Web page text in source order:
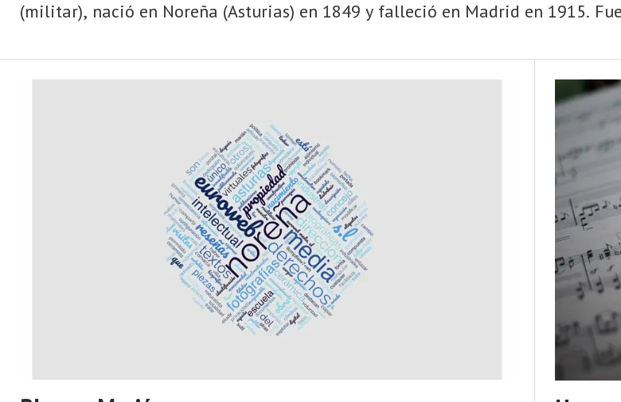
(militar), nació en Noreña (Asturias) en 1849 y falleció en Madrid en 1915.